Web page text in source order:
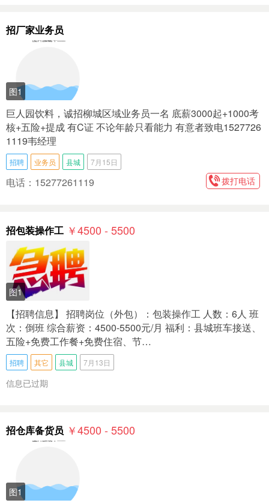
招厂家业务员
图1
巨人园饮料，诚招柳城区域业务员一名 底薪3000起+1000考
核+五险+提成 有C证 不论年龄只看能力 有意者致电1527726
1119韦经理
招聘 业务员 县城 7月15日
电话：15277261119 拨打电话
招包装操作工 ￥4500 - 5500
图1
【招聘信息】 招聘岗位（外包）：包装操作工 人数：6人 班
次：倒班 综合薪资：4500-5500元/月 福利：县城班车接送、
五险+免费工作餐+免费住宿、节…
招聘 其它 县城 7月13日
信息已过期
招仓库备货员 ￥4500 - 5500
图1